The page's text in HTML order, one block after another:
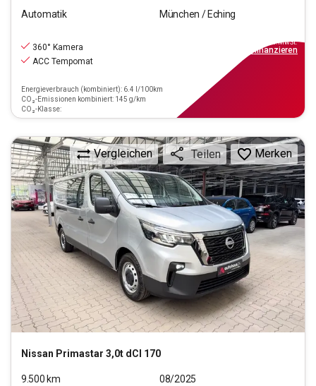
Automatik
München / Eching
360° Kamera
ACC Tempomat
Energieverbrauch (kombiniert): 6.4 l/100km
CO₂-Emissionen kombiniert: 145 g/km
CO₂-Klasse:
inkl.MwSt.
finanzieren
Nissan Primastar 3,0t dCI 170
Vergleichen Teilen Merken
9.500 km
08/2025